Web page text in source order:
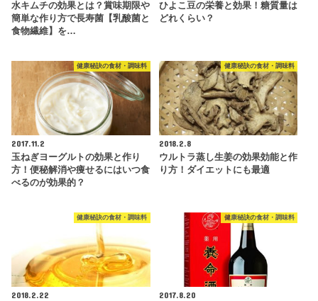
水キムチの効果とは？賞味期限や
簡単な作り方で長寿菌【乳酸菌と
食物繊維】を…
ひよこ豆の栄養と効果！糖質量は
どれくらい？
健康秘訣の食材・調味料
2017.11.2
玉ねぎヨーグルトの効果と作り
方！便秘解消や痩せるにはいつ食
べるのが効果的？
健康秘訣の食材・調味料
2018.2.8
ウルトラ蒸し生姜の効果効能と作
り方！ダイエットにも最適
健康秘訣の食材・調味料
2018.2.22
健康秘訣の食材・調味料
2017.8.20